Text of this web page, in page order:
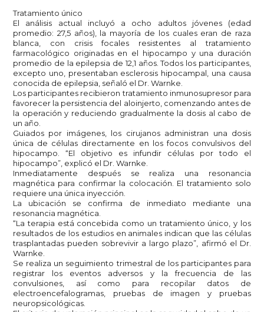
Tratamiento único
El análisis actual incluyó a ocho adultos jóvenes (edad
promedio: 27,5 años), la mayoría de los cuales eran de raza
blanca, con crisis focales resistentes al tratamiento
farmacológico originadas en el hipocampo y una duración
promedio de la epilepsia de 12,1 años. Todos los participantes,
excepto uno, presentaban esclerosis hipocampal, una causa
conocida de epilepsia, señaló el Dr. Warnke.
Los participantes recibieron tratamiento inmunosupresor para
favorecer la persistencia del aloinjerto, comenzando antes de
la operación y reduciendo gradualmente la dosis al cabo de
un año.
Guiados por imágenes, los cirujanos administran una dosis
única de células directamente en los focos convulsivos del
hipocampo. “El objetivo es infundir células por todo el
hipocampo”, explicó el Dr. Warnke.
Inmediatamente después se realiza una resonancia
magnética para confirmar la colocación. El tratamiento solo
requiere una única inyección.
La ubicación se confirma de inmediato mediante una
resonancia magnética.
“La terapia está concebida como un tratamiento único, y los
resultados de los estudios en animales indican que las células
trasplantadas pueden sobrevivir a largo plazo”, afirmó el Dr.
Warnke.
Se realiza un seguimiento trimestral de los participantes para
registrar los eventos adversos y la frecuencia de las
convulsiones, así como para recopilar datos de
electroencefalogramas, pruebas de imagen y pruebas
neuropsicológicas.